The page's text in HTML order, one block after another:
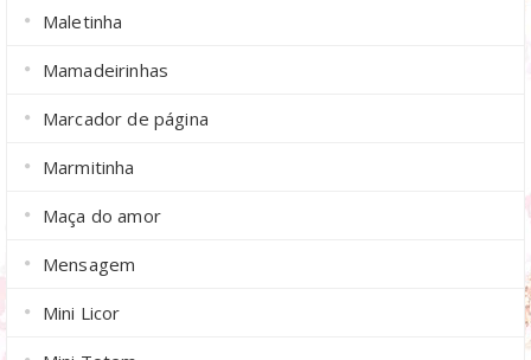
Maletinha
Mamadeirinhas
Marcador de página
Marmitinha
Maça do amor
Mensagem
Mini Licor